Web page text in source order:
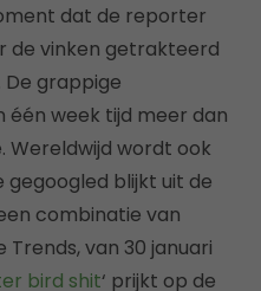
dat de reporter
de vinken getrakteerd
De grappige
één week tijd meer dan
Wereldwijd wordt ook
blijkt uit de
combinatie van
Trends, van 30 januari
bird shit‘ prijkt op de